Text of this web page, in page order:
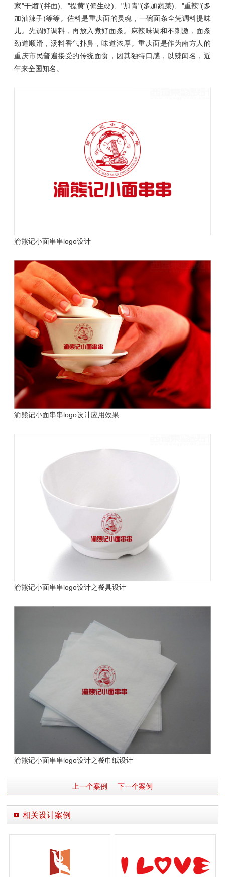
家"干熘"(拌面)、"提黄"(偏生硬)、"加青"(多加蔬菜)、"重辣"(多
加油辣子)等等。佐料是重庆面的灵魂，一碗面条全凭调料提味
儿。先调好调料，再放入煮好面条。麻辣味调和不刺激，面条
劲道顺滑，汤料香气扑鼻，味道浓厚。重庆面是作为南方人的
重庆市民普遍接受的传统面食，因其独特口感，以辣闻名，近
年来全国知名。
渝熊记小面串串logo设计
渝熊记小面串串logo设计应用效果
渝熊记小面串串logo设计之餐具设计
渝熊记小面串串logo设计之餐巾纸设计
上一个案例 下一个案例
相关设计案例